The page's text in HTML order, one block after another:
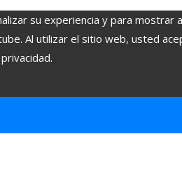
su experiencia y para mostrar
Al utilizar el sitio web, usted